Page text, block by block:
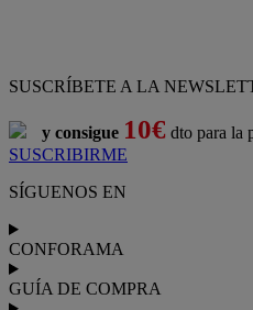
SUSCRÍBETE A LA
y consigue 10€ dto para la
SUSCRIBIRME
SÍGUENOS EN
CONFORAMA
GUÍA DE COMPRA